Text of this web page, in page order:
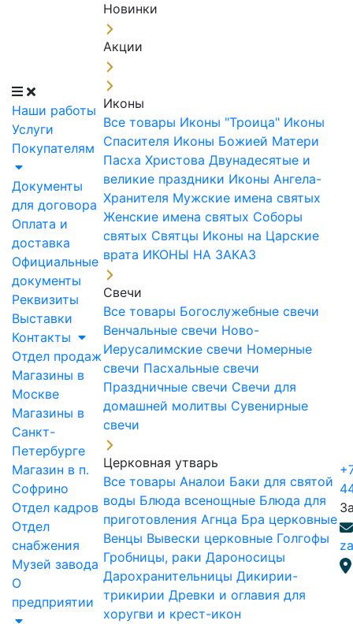
Наши работы
Услуги
Покупателям
Документы
для договора
Оплата и
доставка
Официальные
документы
Реквизиты
Выставки
Контакты
Отдел продаж
Магазины в
Москве
Магазины в
Санкт-
Петербурге
Магазин в п.
Софрино
Отдел кадров
Отдел
снабжения
Музей завода
О
предприятии
Новинки
Акции
Иконы
Все товары Иконы "Троица" Иконы
Спасителя Иконы Божией Матери
Пасха Христова Двунадесятые и
великие праздники Иконы Ангела-
Хранителя Мужские имена святых
Женские имена святых Соборы
святых Святцы Иконы на Царские
врата ИКОНЫ НА ЗАКАЗ
Свечи
Все товары Богослужебные свечи
Венчальные свечи Ново-
Иерусалимские свечи Номерные
свечи Пасхальные свечи
Праздничные свечи Свечи для
домашней молитвы Сувенирные
свечи
Церковная утварь
Все товары Аналои Баки для святой
воды Блюда всенощные Блюда для
приготовления Агнца Бра церковные
Венцы Вывески церковные Голгофы
Гробницы, раки Дароносицы
Дарохранительницы Дикирии-
трикирии Древки и оглавия для
хоругви и крест-икон